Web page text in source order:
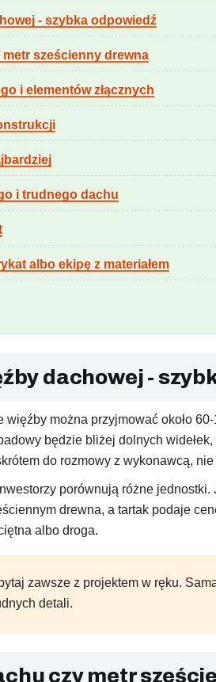
- szybka odpowiedź
metr sześcienny drewna
i elementów złącznych
i trudnego dachu
albo ekipę z materiałem
dachowej -
można przyjmować około
będzie bliżej dolnych
do rozmowy z wykonawcą,
porównują różne
drewna, a tartak podaje
albo droga.
zawsze z projektem w ręku.
detali.
czy metr